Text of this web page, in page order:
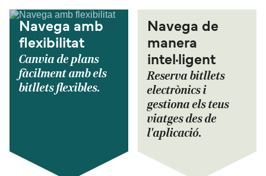
Navega amb
flexibilitat
Canvia de plans
fàcilment amb els
bitllets flexibles.
Navega de
manera
intel·ligent
Reserva bitllets
electrònics i
gestiona els teus
viatges des de
l'aplicació.